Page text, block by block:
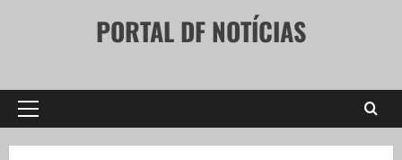
PORTAL DF NOTÍCIAS
Primary